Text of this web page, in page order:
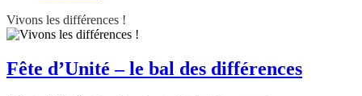
Vivons les différences !
Fête d’Unité – le bal des différences